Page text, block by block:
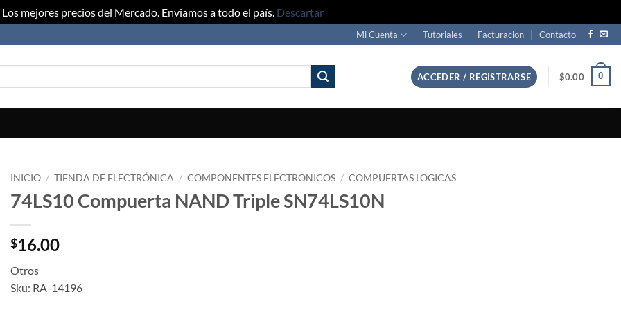
Los mejores precios del Mercado. Enviamos a todo el país. Descartar
Mi Cuenta Tutoriales Facturacion Contacto
ACCEDER / REGISTRARSE $0.00 0
INICIO / TIENDA DE ELECTRÓNICA / COMPONENTES ELECTRONICOS / COMPUERTAS LOGICAS
74LS10 Compuerta NAND Triple SN74LS10N
$16.00
Otros
Sku: RA-14196